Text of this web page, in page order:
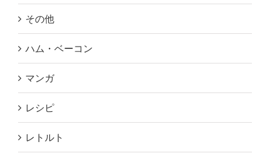
その他
ハム・ベーコン
マンガ
レシピ
レトルト